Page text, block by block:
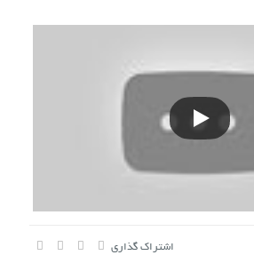
اشتراک گذاری